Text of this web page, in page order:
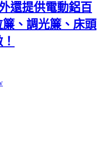
還提供電動鋁百
、調光簾、床頭